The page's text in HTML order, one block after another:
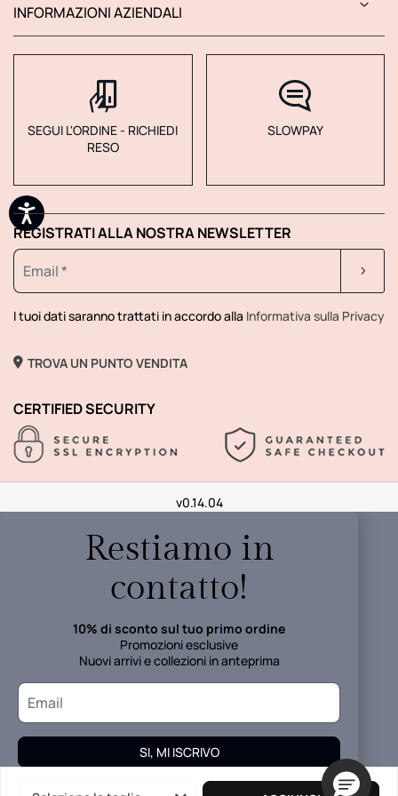
INFORMAZIONI AZIENDALI
SEGUI L'ORDINE - RICHIEDI
RESO
SLOWPAY
REGISTRATI ALLA NOSTRA NEWSLETTER
I tuoi dati saranno trattati in accordo alla Informativa sulla Privacy
TROVA UN PUNTO VENDITA
CERTIFIED SECURITY
v0.14.04
Restiamo in
contatto!
10% di sconto sul tuo primo ordine
Promozioni esclusive
Nuovi arrivi e collezioni in anteprima
SI, MI ISCRIVO
I tuoi dati verranno trattati in accordo alla